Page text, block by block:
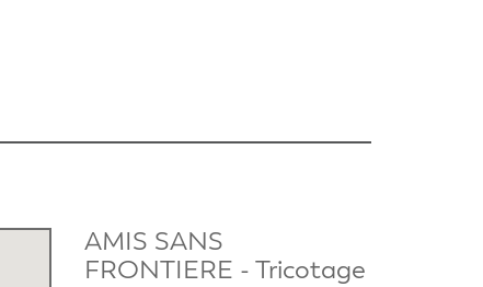
AMIS SANS
FRONTIERE - Tricotage